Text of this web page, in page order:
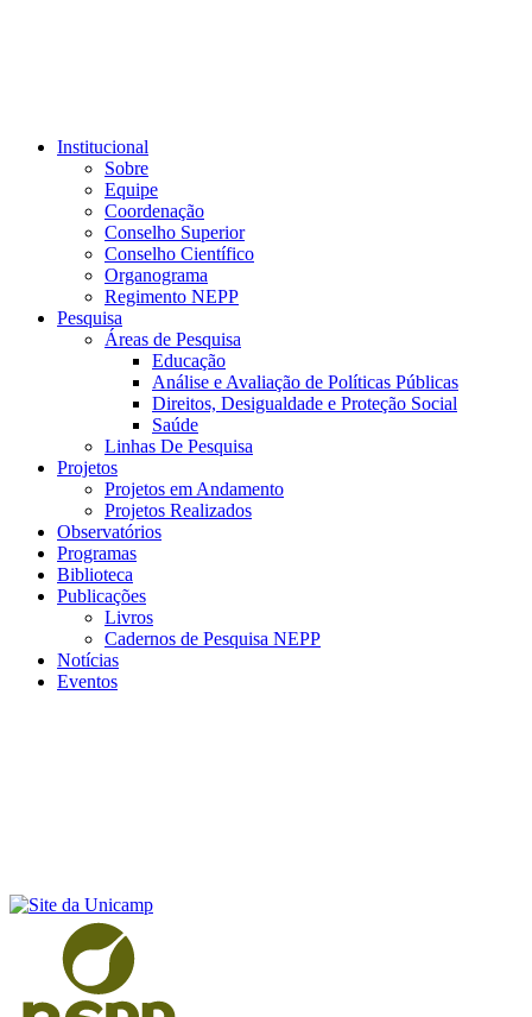
Institucional
Sobre
Equipe
Coordenação
Conselho Superior
Conselho Científico
Organograma
Regimento NEPP
Pesquisa
Áreas de Pesquisa
Educação
Análise e Avaliação de Políticas Públicas
Direitos, Desigualdade e Proteção Social
Saúde
Linhas De Pesquisa
Projetos
Projetos em Andamento
Projetos Realizados
Observatórios
Programas
Biblioteca
Publicações
Livros
Cadernos de Pesquisa NEPP
Notícias
Eventos